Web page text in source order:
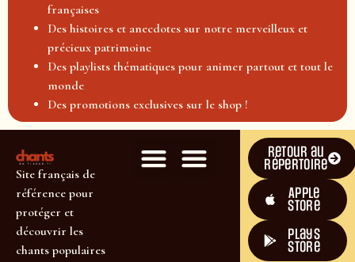
françaises
Des histoires et anecdotes sur notre merveilleux et
précieux patrimoine
Des playlists thématiques pour animer partout et tout le
monde
Des promotions exclusives sur le shop !
Site français de
référence pour
protéger et
découvrir les
chants populaires
Retour au
répertoire
Apple
Store
plays
store